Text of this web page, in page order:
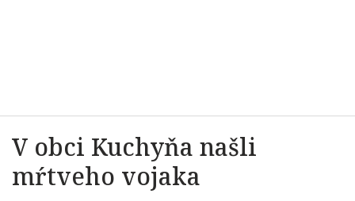
V obci Kuchyňa našli
mŕtveho vojaka